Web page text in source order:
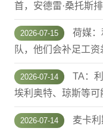
首，安德雷·桑托斯
2026-07-15
荷媒
队，他们会补足工资
2026-07-14
TA：
埃利奥特、琼斯等可
2026-07-14
麦卡